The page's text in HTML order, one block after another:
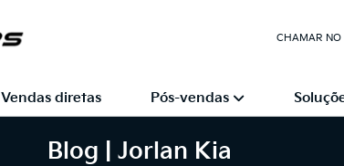
CHAMAR NO
Vendas diretas Pós-vendas
Blog | Jorlan Kia